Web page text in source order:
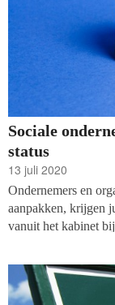
Sociale
status
13 juli 2020
Ondernemers en
aanpakken, krijgen
vanuit het kabinet
ingestemd met een
Keijzer waarin de
Daarmee krijgen